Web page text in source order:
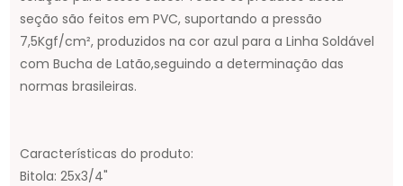
seção são feitos em PVC, suportando a pressão
7,5Kgf/cm², produzidos na cor azul para a Linha Soldável
com Bucha de Latão,seguindo a determinação das
normas brasileiras.
Características do produto:
Bitola: 25x3/4"